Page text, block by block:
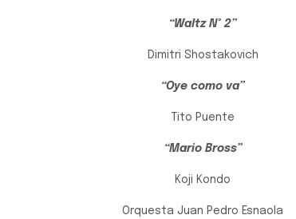
“Waltz N° 2”
Dimitri Shostakovich
“Oye como va”
Tito Puente
“Mario Bross”
Koji Kondo
Orquesta Juan Pedro Esnaola